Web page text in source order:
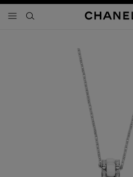
選單 - 主導覽
- 主選單搜尋